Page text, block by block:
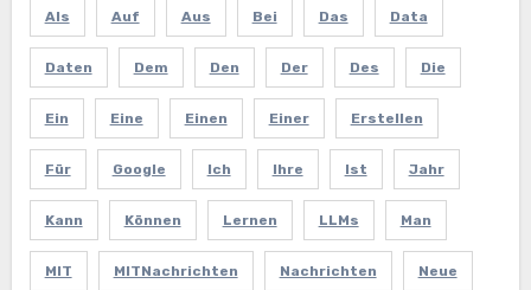
Als Auf Aus Bei Das Data
Daten Dem Den Der Des Die
Ein Eine Einen Einer Erstellen
Für Google Ich Ihre Ist Jahr
Kann Können Lernen LLMs Man
MIT MITNachrichten Nachrichten Neue